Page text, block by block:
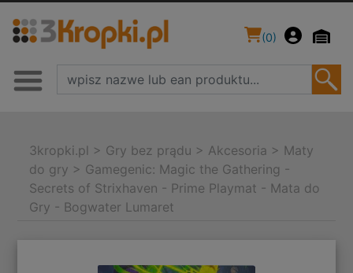
(0)
3kropki.pl > Gry bez prądu > Akcesoria > Maty
do gry > Gamegenic: Magic the Gathering -
Secrets of Strixhaven - Prime Playmat - Mata do
Gry - Bogwater Lumaret